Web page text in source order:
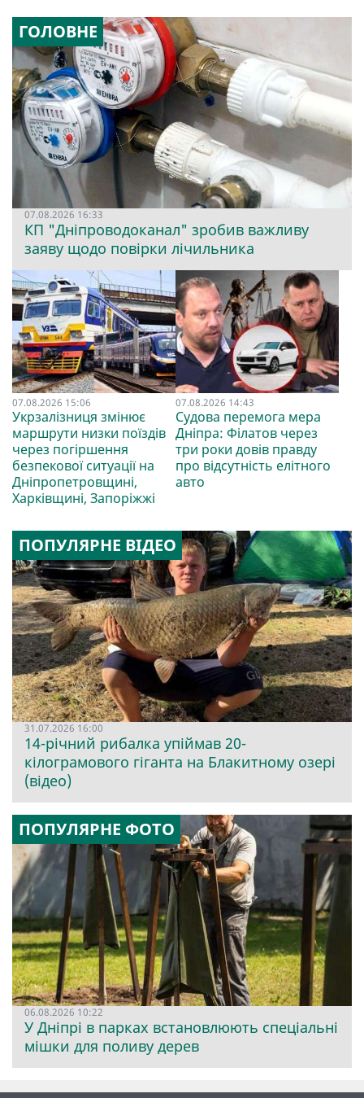
ГОЛОВНЕ
07.08.2026 16:33
КП "Дніпроводоканал" зробив важливу
заяву щодо повірки лічильника
07.08.2026 15:06
Укрзалізниця змінює
маршрути низки поїздів
через погіршення
безпекової ситуації на
Дніпропетровщині,
Харківщині, Запоріжжі
07.08.2026 14:43
Судова перемога мера
Дніпра: Філатов через
три роки довів правду
про відсутність елітного
авто
ПОПУЛЯРНЕ ВІДЕО
31.07.2026 16:00
14-річний рибалка упіймав 20-
кілограмового гіганта на Блакитному озері
(відео)
ПОПУЛЯРНЕ ФОТО
06.08.2026 10:22
У Дніпрі в парках встановлюють спеціальні
мішки для поливу дерев